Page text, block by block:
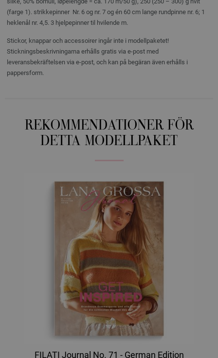
(farge 1). strikkepinner Nr. 6 og nr. 7 og én 60 cm lange rundpinne nr. 6; 1
heklenål nr. 4,5. 3 hjelpepinner til hvilende m.
Stickor, knappar och accessoirer ingår inte i modellpaketet!
Stickningsbeskrivningarna erhålls gratis via e-post med
leveransbekräftelsen via e-post, och kan på begäran även erhålls i
pappersform.
REKOMMENDATIONER FÖR
DETTA MODELLPAKET
FILATI Journal No. 71 - German Edition